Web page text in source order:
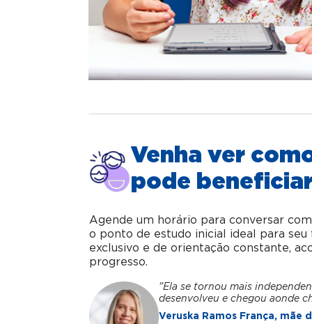
Venha ver
pode
Agende um horário para conversar
o ponto de estudo inicial ideal para
exclusivo e de orientação constante,
progresso.
"Ela se tornou mais
desenvolveu e chegou aonde
Veruska Ramos França, mãe